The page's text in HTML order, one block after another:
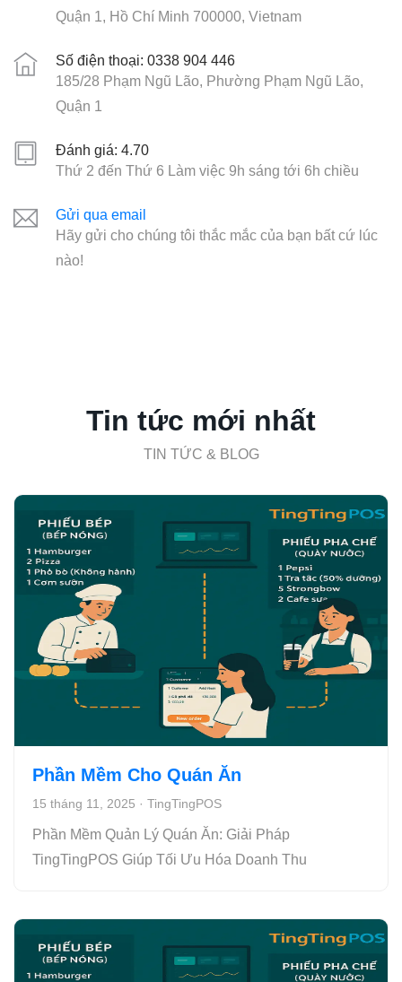
Quận 1, Hồ Chí Minh 700000, Vietnam
Số điện thoại: 0338 904 446
185/28 Phạm Ngũ Lão, Phường Phạm Ngũ Lão,
Quận 1
Đánh giá: 4.70
Thứ 2 đến Thứ 6 Làm việc 9h sáng tới 6h chiều
Gửi qua email
Hãy gửi cho chúng tôi thắc mắc của bạn bất cứ lúc
nào!
Tin tức mới nhất
TIN TỨC & BLOG
Phần Mềm Cho Quán Ăn
15 tháng 11, 2025 · TingTingPOS
Phần Mềm Quản Lý Quán Ăn: Giải Pháp
TingTingPOS Giúp Tối Ưu Hóa Doanh Thu